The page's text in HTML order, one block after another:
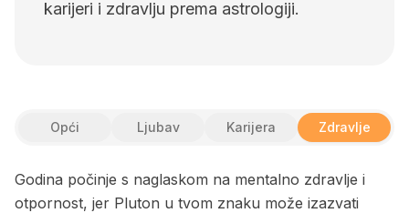
karijeri i zdravlju prema astrologiji.
Opći Ljubav Karijera Zdravlje
Godina počinje s naglaskom na mentalno zdravlje i
otpornost, jer Pluton u tvom znaku može izazvati